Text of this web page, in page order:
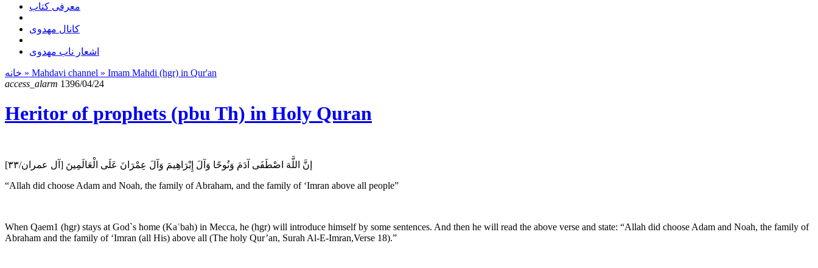
معرفی کتاب
کانال مهدوی
اشعار ناب مهدوی
» Mahdavi channel » Imam Mahdi (hgr) in Qur'an
access_alarm 1396/04/24
Heritor of prophets (pbu Th) in Holy Quran
إنَّ اللَّهَ اصْطَفَى آدَمَ وَنُوحًا وَآلَ إِبْرَاهِيمَ وَآلَ عِمْرَانَ عَلَى الْعَالَمِينَ [آل عمران/۳۳]
“Allah did choose Adam and Noah, the family of Abraham, and the family of ‘Imran above all people”
When Qaem1 (hgr) stays at God`s home (Kaʿbah) in Mecca, he (hgr) will introduce himself by some sentences. And then he will read the above verse and state: “Allah did choose Adam and Noah, the family of
Abraham and the family of ‘Imran (all His) above all (The holy Qur’an, Surah Al-E-Imran,Verse 18).”